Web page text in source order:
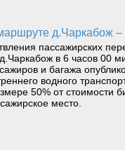
маршруте
пассажирских
в 6 часов 00
и багажа
водного
50% от стоимости
место.